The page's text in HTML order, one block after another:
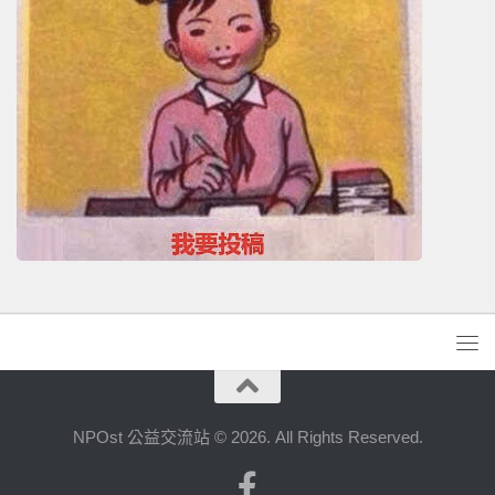
NPOst 公益交流站 © 2026. All Rights Reserved.